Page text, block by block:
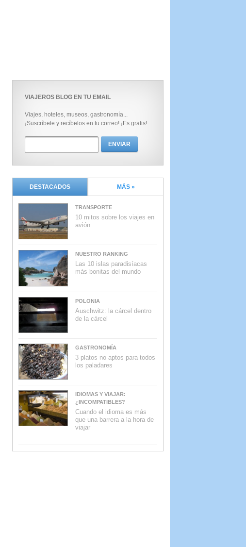
VIAJEROS BLOG EN TU EMAIL
Viajes, hoteles, museos, gastronomía...
¡Suscríbete y recíbelos en tu correo! ¡Es gratis!
DESTACADOS MÁS »
TRANSPORTE
10 mitos sobre los viajes en
avión
NUESTRO RANKING
Las 10 islas paradisíacas
más bonitas del mundo
POLONIA
Auschwitz: la cárcel dentro
de la cárcel
GASTRONOMÍA
3 platos no aptos para todos
los paladares
IDIOMAS Y VIAJAR:
¿INCOMPATIBLES?
Cuando el idioma es más
que una barrera a la hora de
viajar